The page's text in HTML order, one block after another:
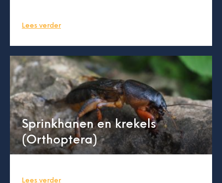
Lees verder
Sprinkhanen en krekels
(Orthoptera)
Lees verder